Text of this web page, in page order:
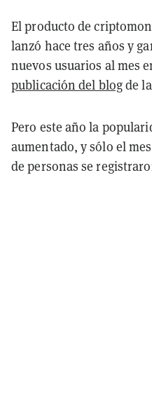
El producto de
lanzó hace tres años y
nuevos usuarios al mes
publicación del blogde
Pero este año la
aumentado, y sólo el
de personas se